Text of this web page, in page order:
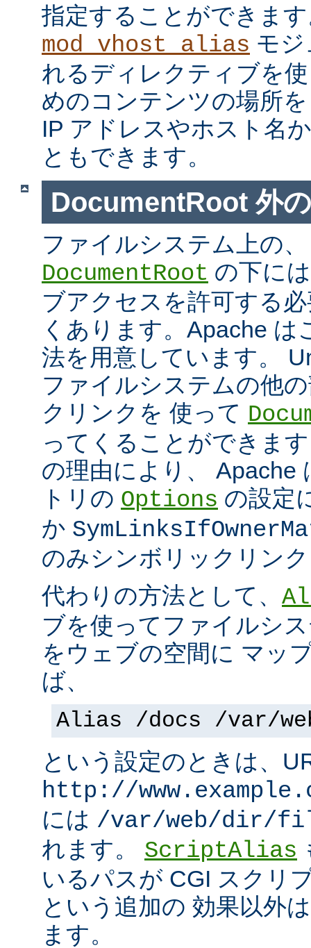
指定することができま
mod_vhost_alias モ
れるディレクティブを
めのコンテンツの場所
IP アドレスやホスト名
ともできます。
DocumentRoot 外
ファイルシステム上の
DocumentRoot の下に
ブアクセスを許可する
くあります。Apache は
法を用意しています。
ファイルシステムの他
クリンクを 使って
ってくることができま
の理由により、 Apache
トリの Options の設定
か
のみシンボリックリン
代わりの方法として、
ブを使ってファイルシ
をウェブの空間に マッ
ば、
Alias /docs /var/
という設定のときは、
http://
には /var/web/dir/
れます。 ScriptAlias
いるパスが CGI スクリ
という追加の 効果以外
ます。